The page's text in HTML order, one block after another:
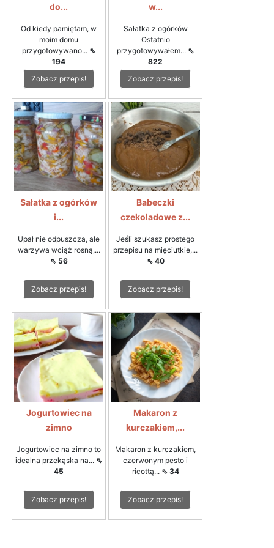
do...
Od kiedy pamiętam, w
moim domu
przygotowywano... ⇖
194
Zobacz przepis!
w...
Sałatka z ogórków
Ostatnio
przygotowywałem... ⇖
822
Zobacz przepis!
Sałatka z ogórków
i...
Upał nie odpuszcza, ale
warzywa wciąż rosną,...
⇖ 56
Zobacz przepis!
Babeczki
czekoladowe z...
Jeśli szukasz prostego
przepisu na mięciutkie,...
⇖ 40
Zobacz przepis!
Jogurtowiec na
zimno
Jogurtowiec na zimno to
idealna przekąska na... ⇖
45
Zobacz przepis!
Makaron z
kurczakiem,...
Makaron z kurczakiem,
czerwonym pesto i
ricottą... ⇖ 34
Zobacz przepis!